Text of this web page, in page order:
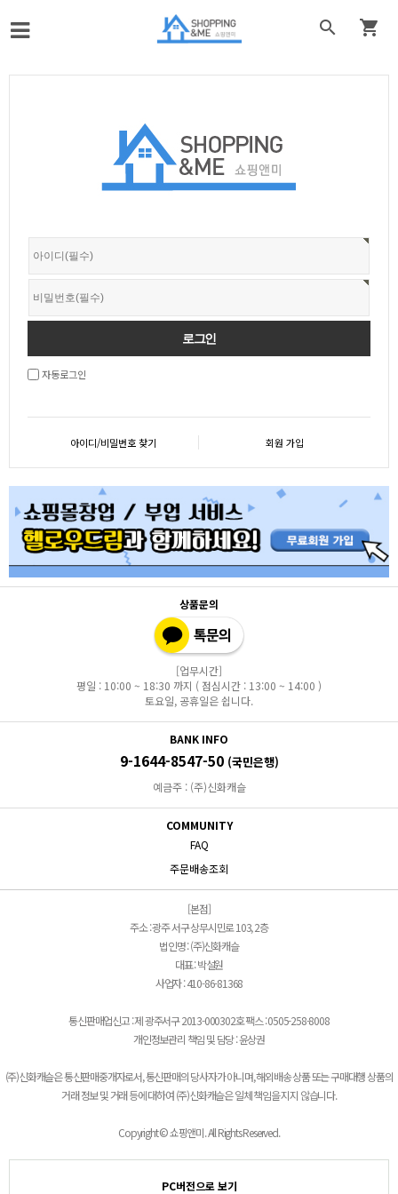
 
자동로그인
아이디/비밀번호 찾기 회원 가입
상품문의
[업무시간]
평일 : 10:00 ~ 18:30 까지 ( 점심시간 : 13:00 ~ 14:00 )
토요일, 공휴일은 쉽니다.
BANK INFO
9-1644-8547-50 (국민은행)
예금주 : (주)신화캐슬
COMMUNITY
FAQ
주문배송조회
[본점]
주소 : 광주 서구 상무시민로 103, 2층
법인명 : (주)신화캐슬
대표 : 박설원
사업자 : 410-86-81368
통신판매업신고 : 제 광주서구 2013-000302호 팩스 : 0505-258-8008
개인정보관리 책임 및 담당 : 윤상권
(주)신화캐슬은 통신판매중개자로서, 통신판매의 당사자가 아니며, 해외배송 상품 또는 구매대행 상품의
거래 정보 및 거래 등에 대하여 (주)신화캐슬은 일체 책임을 지지 않습니다.
Copyright © 쇼핑앤미. All Rights Reserved.
PC버전으로 보기